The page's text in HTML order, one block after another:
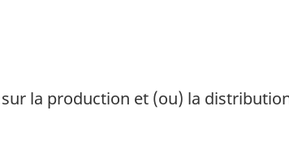
la production et (ou) la